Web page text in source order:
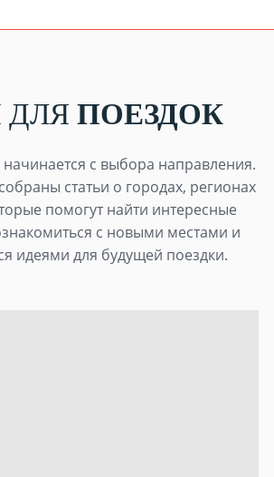
ДЛЯ ПОЕЗДОК
с выбора направления.
статьи о городах, регионах
помогут найти интересные
с новыми местами и
идеями для будущей поездки.